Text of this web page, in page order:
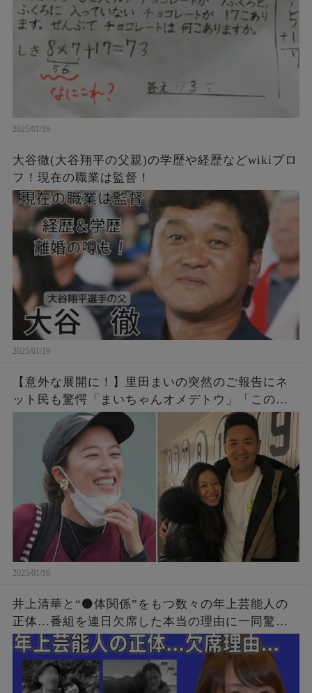
2025/01/19
大谷徹(大谷翔平の父親)の学歴や経歴などwikiプロ
フ！現在の職業は監督！
2025/01/19
【意外な展開に！】里田まいの突然のご報告にネ
ット民も驚愕「まいちゃんオメデトウ」「この人
もその路線か・・・」
2025/01/16
井上清華と“⚫️体関係”をもつ数々の年上芸能人の
正体…番組を連日欠席した本当の理由に一同驚
愕...！「アナウンサー」として有名な彼女が“性格
が悪い”と言われる3つの原因に言葉を失う...